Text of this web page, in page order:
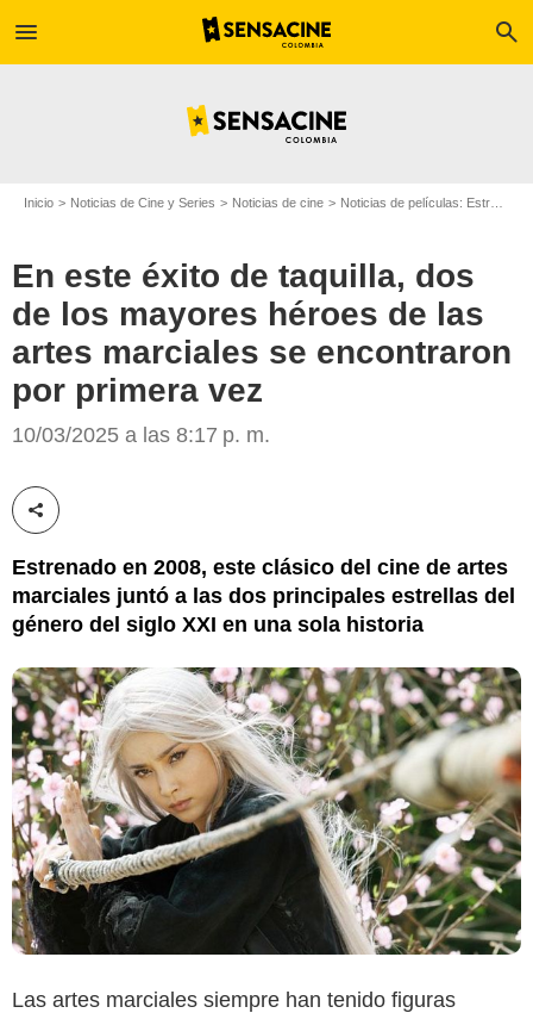
menu search
Inicio Noticias de Cine y Series Noticias de cine Noticias de películas: Estreno de película
En este éxito de taquilla, dos
de los mayores héroes de las
artes marciales se encontraron
por primera vez
10/03/2025 a las 8:17 p. m.
Compartir esta noticia
Estrenado en 2008, este clásico del cine de artes
marciales juntó a las dos principales estrellas del
género del siglo XXI en una sola historia
Starz Entertainment
Las artes marciales siempre han tenido figuras